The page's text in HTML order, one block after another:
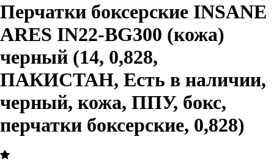
Перчатки боксерские INSANE
ARES IN22-BG300 (кожа)
черный (14, 0,828,
ПАКИСТАН, Есть в наличии,
черный, кожа, ППУ, бокс,
перчатки боксерские, 0,828)